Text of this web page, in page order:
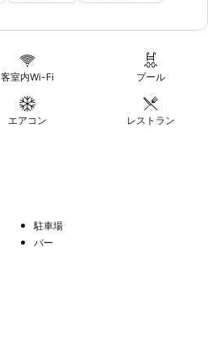
客室内Wi-Fi プール
エアコン レストラン
駐車場
バー